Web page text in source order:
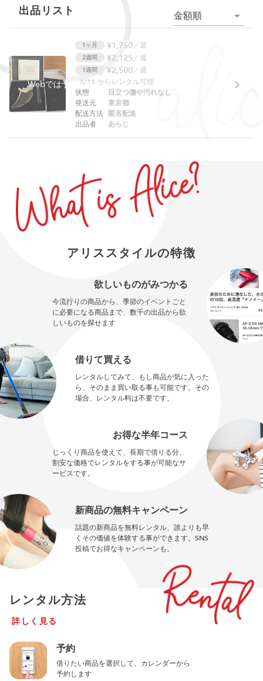
出品リスト 金額順
Webでは予約できません。アプリをご利用ください。
1ヶ月 ¥1,750／週
2週間 ¥2,125／週
1週間 ¥2,500／週
8/11 からレンタル可能
状態
発送元
配送方法
出品者
目立つ傷や汚れなし
東京都
匿名配送
あらじ
アリススタイルの特徴
欲しいものがみつかる
今流行りの商品から、季節のイベントごと
に必要になる商品まで、数千の出品から欲
しいものを探せます
借りて買える
レンタルしてみて、もし商品が気に入った
ら、そのまま買い取る事も可能です。その
場合、レンタル料は不要です。
お得な半年コース
じっくり商品を使えて、長期で借りる分、
割安な価格でレンタルをする事が可能なサ
ービスです。
新商品の無料キャンペーン
話題の新商品を無料レンタル、誰よりも早
くその価値を体験する事ができます。SNS
投稿でお得なキャンペーンも。
レンタル方法
詳しく見る
予約
借りたい商品を選択して、カレンダーから
予約します